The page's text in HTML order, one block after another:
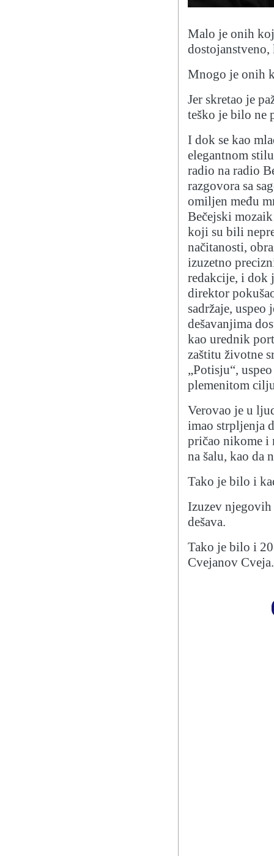
Malo je onih
dostojanstveno,
Mnogo je onih
Jer skretao je
teško je bilo ne
I dok se kao
elegantnom
radio na radio
razgovora sa
omiljen među
Bečejski
koji su bili
načitanosti,
izuzetno
redakcije, i dok
direktor
sadržaje,
dešavanjima
kao urednik
zaštitu životne
„Potisju“,
plemenitom
Verovao je u
imao strpljenja
pričao nikome i
na šalu, kao da
Tako je bilo i
Izuzev njegovih
dešava.
Tako je bilo i
Cvejanov Cveja.